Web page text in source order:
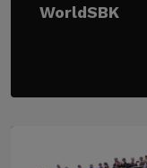
WorldSBK